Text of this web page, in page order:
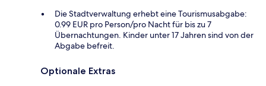
Die Stadtverwaltung erhebt eine Tourismusabgabe:
0.99 EUR pro Person/pro Nacht für bis zu 7
Übernachtungen. Kinder unter 17 Jahren sind von der
Abgabe befreit.
Optionale Extras